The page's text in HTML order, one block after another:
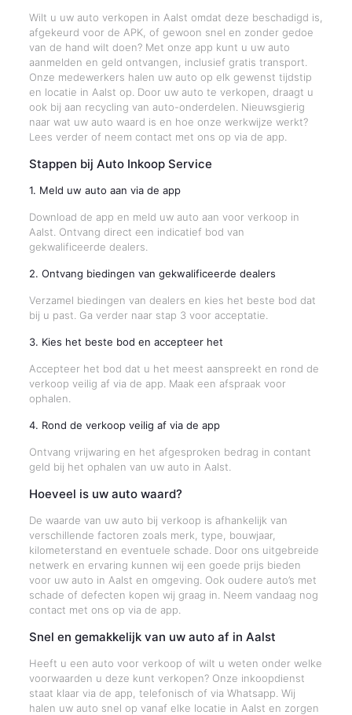
Wilt u uw auto verkopen in Aalst omdat deze beschadigd is,
afgekeurd voor de APK, of gewoon snel en zonder gedoe
van de hand wilt doen? Met onze app kunt u uw auto
aanmelden en geld ontvangen, inclusief gratis transport.
Onze medewerkers halen uw auto op elk gewenst tijdstip
en locatie in Aalst op. Door uw auto te verkopen, draagt u
ook bij aan recycling van auto-onderdelen. Nieuwsgierig
naar wat uw auto waard is en hoe onze werkwijze werkt?
Lees verder of neem contact met ons op via de app.
Stappen bij Auto Inkoop Service
1. Meld uw auto aan via de app
Download de app en meld uw auto aan voor verkoop in
Aalst. Ontvang direct een indicatief bod van
gekwalificeerde dealers.
2. Ontvang biedingen van gekwalificeerde dealers
Verzamel biedingen van dealers en kies het beste bod dat
bij u past. Ga verder naar stap 3 voor acceptatie.
3. Kies het beste bod en accepteer het
Accepteer het bod dat u het meest aanspreekt en rond de
verkoop veilig af via de app. Maak een afspraak voor
ophalen.
4. Rond de verkoop veilig af via de app
Ontvang vrijwaring en het afgesproken bedrag in contant
geld bij het ophalen van uw auto in Aalst.
Hoeveel is uw auto waard?
De waarde van uw auto bij verkoop is afhankelijk van
verschillende factoren zoals merk, type, bouwjaar,
kilometerstand en eventuele schade. Door ons uitgebreide
netwerk en ervaring kunnen wij een goede prijs bieden
voor uw auto in Aalst en omgeving. Ook oudere auto’s met
schade of defecten kopen wij graag in. Neem vandaag nog
contact met ons op via de app.
Snel en gemakkelijk van uw auto af in Aalst
Heeft u een auto voor verkoop of wilt u weten onder welke
voorwaarden u deze kunt verkopen? Onze inkoopdienst
staat klaar via de app, telefonisch of via Whatsapp. Wij
halen uw auto snel op vanaf elke locatie in Aalst en zorgen